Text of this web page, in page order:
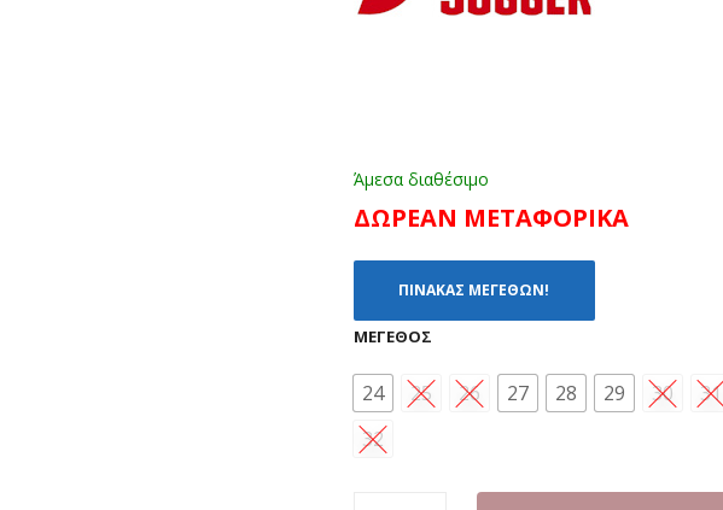
Άμεσα διαθέσιμο
ΔΩΡΕΑΝ ΜΕΤΑΦΟΡΙΚΑ
ΠΙΝΑΚΑΣ ΜΕΓΕΘΩΝ!
ΜΈΓΕΘΟΣ
24 25 26 27 28 29 30
31
32